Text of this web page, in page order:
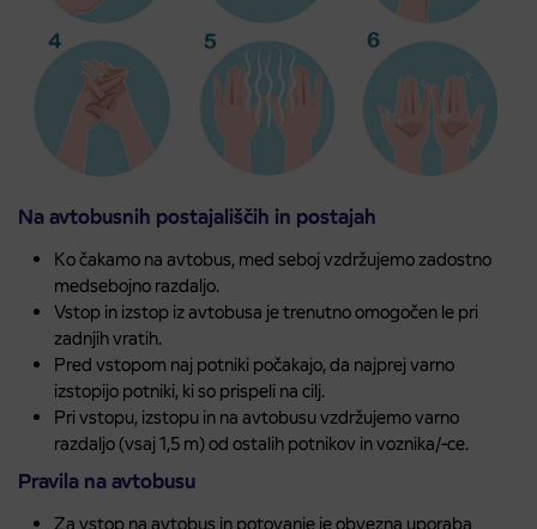
Na avtobusnih postajališčih in postajah
Ko čakamo na avtobus, med seboj vzdržujemo zadostno
medsebojno razdaljo.
Vstop in izstop iz avtobusa je trenutno omogočen le pri
zadnjih vratih.
Pred vstopom naj potniki počakajo, da najprej varno
izstopijo potniki, ki so prispeli na cilj.
Pri vstopu, izstopu in na avtobusu vzdržujemo varno
razdaljo (vsaj 1,5 m) od ostalih potnikov in voznika/-ce.
Pravila na avtobusu
Za vstop na avtobus in potovanje je obvezna uporaba